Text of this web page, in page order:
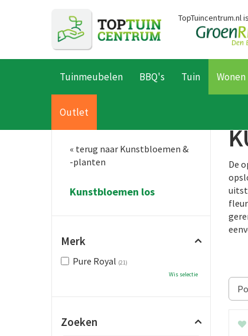
Home Producten
TopTuincentrum.nl
Tuinmeubelen BBQ's Tuin Wonen
Outlet
De
« terug naar Kunstbloemen &
-planten
Kunstbloemen los
Merk
Pure Royal (21)
Wis selectie
Zoeken